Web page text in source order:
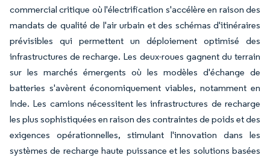
commercial critique où l'électrification s'accélère en raison des
mandats de qualité de l'air urbain et des schémas d'itinéraires
prévisibles qui permettent un déploiement optimisé des
infrastructures de recharge. Les deux-roues gagnent du terrain
sur les marchés émergents où les modèles d'échange de
batteries s'avèrent économiquement viables, notamment en
Inde. Les camions nécessitent les infrastructures de recharge
les plus sophistiquées en raison des contraintes de poids et des
exigences opérationnelles, stimulant l'innovation dans les
systèmes de recharge haute puissance et les solutions basées